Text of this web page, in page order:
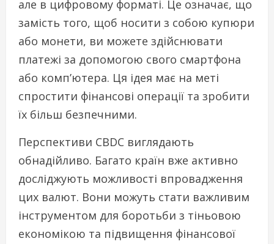
але в цифровому форматі. Це означає, що
замість того, щоб носити з собою купюри
або монети, ви можете здійснювати
платежі за допомогою свого смартфона
або комп’ютера. Ця ідея має на меті
спростити фінансові операції та зробити
їх більш безпечними.
Перспективи CBDC виглядають
обнадійливо. Багато країн вже активно
досліджують можливості впровадження
цих валют. Вони можуть стати важливим
інструментом для боротьби з тіньовою
економікою та підвищення фінансової